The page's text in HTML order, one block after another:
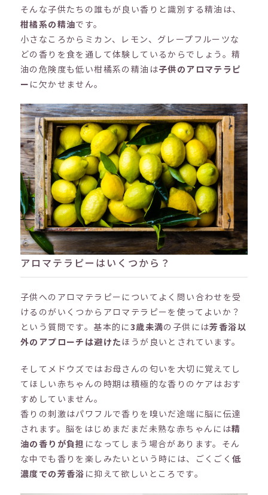
そんな子供たちの誰もが良い香りと識別する精油は、
柑橘系の精油です。
小さなころからミカン、レモン、グレープフルーツな
どの香りを食を通して体験しているからでしょう。精
油の危険度も低い柑橘系の精油は子供のアロマテラピ
ー に欠かせません。
アロマテラピーはいくつから？
子供へのアロマテラピーについてよく問い合わせを受
けるのがいくつからアロマテラピーを使ってよいか？
という質問です。基本的に3歳未満の子供には芳香浴以
外のアプローチは避けた ほうが良いとされています。
そしてメドウズではお母さんの匂いを大切に覚えてし
てほしい赤ちゃんの時期は積極的な香りのケアはおす
すめしていません。
香りの刺激はパワフルで香りを嗅いだ途端に脳に伝達
されます。脳をはじめまだまだ未熟な赤ちゃんには精
油の香りが負担 になってしまう場合があります。そん
な中でも香りを楽しみたいという時には、ごくごく低
濃度での芳香浴 に抑えて欲しいところです。